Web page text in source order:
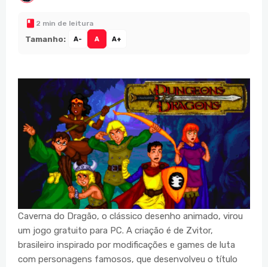
2 min de leitura
Tamanho: A- A A+
Caverna do Dragão, o clássico desenho animado, virou
um jogo gratuito para PC. A criação é de Zvitor,
brasileiro inspirado por modificações e games de luta
com personagens famosos, que desenvolveu o título